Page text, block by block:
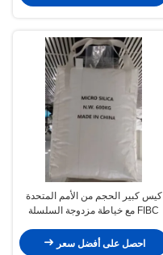
كيس كبير الحجم من الأمم المتحدة
FIBC مع خياطة مزدوجة السلسلة
الآمن
احصل على أفضل سعر